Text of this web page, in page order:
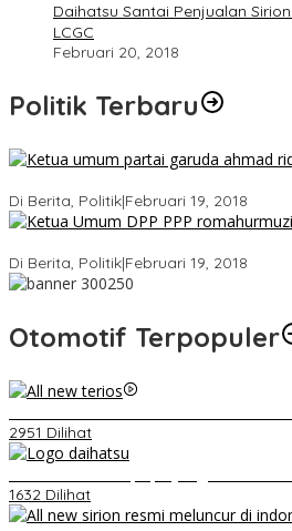
Daihatsu Santai Penjualan
LCGC
Februari 20, 2018
Politik Terbaru
Di Berita, Politik|Februari 19, 2018
Di Berita, Politik|Februari 19, 2018
Otomotif Terpopuler
2951 Dilihat
1632 Dilihat